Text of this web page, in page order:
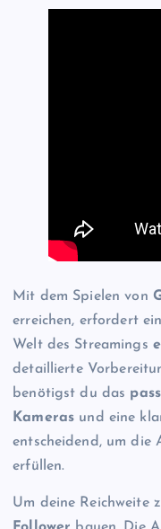
Mit dem Spielen von
erreichen, erfordert
Welt des Streamings
detaillierte
benötigst du das
Kameras und eine
entscheidend, um die
erfüllen.
Um deine Reichweite